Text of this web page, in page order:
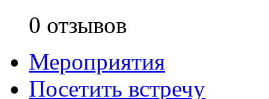
0 отзывов
Мероприятия
Посетить встречу